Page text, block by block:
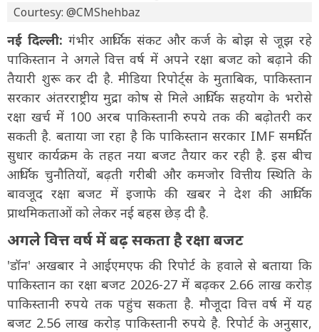
Courtesy: @CMShehbaz
नई दिल्ली: गंभीर आर्थिक संकट और कर्ज के बोझ से जूझ रहे
पाकिस्तान ने अगले वित्त वर्ष में अपने रक्षा बजट को बढ़ाने की
तैयारी शुरू कर दी है. मीडिया रिपोर्ट्स के मुताबिक, पाकिस्तान
सरकार अंतरराष्ट्रीय मुद्रा कोष से मिले आर्थिक सहयोग के भरोसे
रक्षा खर्च में 100 अरब पाकिस्तानी रुपये तक की बढ़ोतरी कर
सकती है. बताया जा रहा है कि पाकिस्तान सरकार IMF समर्थित
सुधार कार्यक्रम के तहत नया बजट तैयार कर रही है. इस बीच
आर्थिक चुनौतियों, बढ़ती गरीबी और कमजोर वित्तीय स्थिति के
बावजूद रक्षा बजट में इजाफे की खबर ने देश की आर्थिक
प्राथमिकताओं को लेकर नई बहस छेड़ दी है.
अगले वित्त वर्ष में बढ़ सकता है रक्षा बजट
'डॉन' अखबार ने आईएमएफ की रिपोर्ट के हवाले से बताया कि
पाकिस्तान का रक्षा बजट 2026-27 में बढ़कर 2.66 लाख करोड़
पाकिस्तानी रुपये तक पहुंच सकता है. मौजूदा वित्त वर्ष में यह
बजट 2.56 लाख करोड़ पाकिस्तानी रुपये है. रिपोर्ट के अनुसार,